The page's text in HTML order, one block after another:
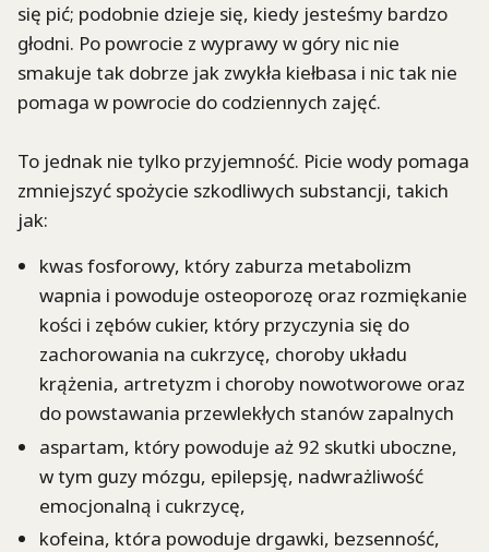
się pić; podobnie dzieje się, kiedy jesteśmy bardzo
głodni. Po powrocie z wyprawy w góry nic nie
smakuje tak dobrze jak zwykła kiełbasa i nic tak nie
pomaga w powrocie do codziennych zajęć.
To jednak nie tylko przyjemność. Picie wody pomaga
zmniejszyć spożycie szkodliwych substancji, takich
jak:
kwas fosforowy, który zaburza metabolizm
wapnia i powoduje osteoporozę oraz rozmiękanie
kości i zębów cukier, który przyczynia się do
zachorowania na cukrzycę, choroby układu
krążenia, artretyzm i choroby nowotworowe oraz
do powstawania przewlekłych stanów zapalnych
aspartam, który powoduje aż 92 skutki uboczne,
w tym guzy mózgu, epilepsję, nadwrażliwość
emocjonalną i cukrzycę,
kofeina, która powoduje drgawki, bezsenność,